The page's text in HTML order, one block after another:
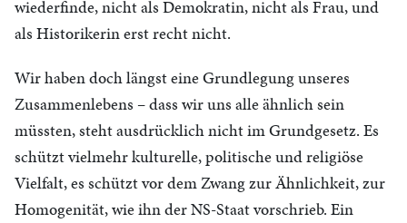
wiederfinde, nicht als Demokratin, nicht als Frau, und
als Historikerin erst recht nicht.
Wir haben doch längst eine Grundlegung unseres
Zusammenlebens – dass wir uns alle ähnlich sein
müssten, steht ausdrücklich nicht im Grundgesetz. Es
schützt vielmehr kulturelle, politische und religiöse
Vielfalt, es schützt vor dem Zwang zur Ähnlichkeit, zur
Homogenität, wie ihn der NS-Staat vorschrieb. Ein